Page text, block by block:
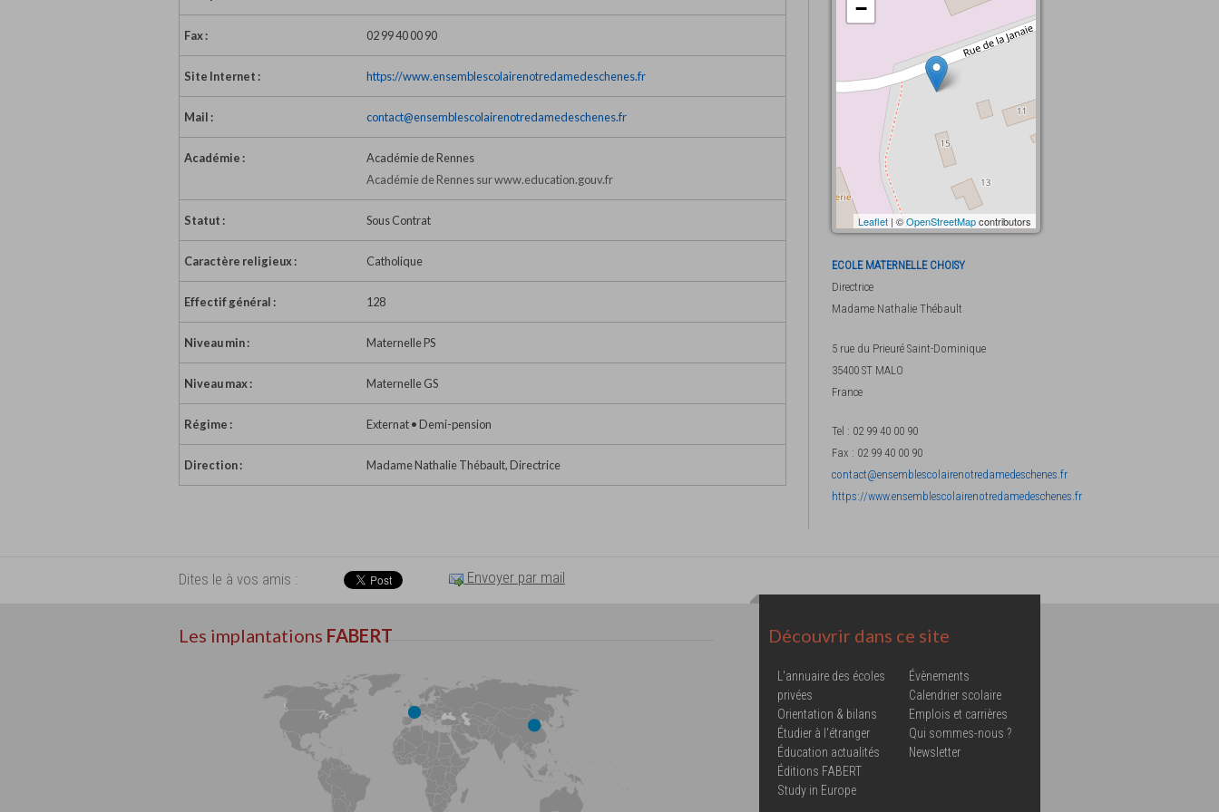
Fax : 02 99 40 00 90
Site Internet : https://www.ensemblescolairenotredamedeschenes.fr
Mail : contact@ensemblescolairenotredamedeschenes.fr
Académie :
Académie de Rennes
Académie de Rennes sur www.education.gouv.fr
Statut : Sous Contrat
Caractère religieux : Catholique
Effectif général : 128
Niveau min : Maternelle PS
Niveau max : Maternelle GS
Régime : Externat • Demi-pension
Direction : Madame Nathalie Thébault, Directrice
−
Leaflet | ©OpenStreetMapcontributors
ECOLE MATERNELLE CHOISY
Directrice
Madame Nathalie Thébault
5 rue du Prieuré Saint-Dominique
35400 ST MALO
France
Tel : 02 99 40 00 90
Fax : 02 99 40 00 90
contact@ensemblescolairenotredamedeschenes.fr
https://www.ensemblescolairenotredamedeschenes.fr
Dites le à vos amis : Envoyer par mail
Les implantations FABERT Découvrir dans ce site
L'annuaire des écoles
privées
Orientation & bilans
Étudier à l'étranger
Éducation actualités
Éditions FABERT
Study in Europe
Évènements
Calendrier scolaire
Emplois et carrières
Qui sommes-nous ?
Newsletter